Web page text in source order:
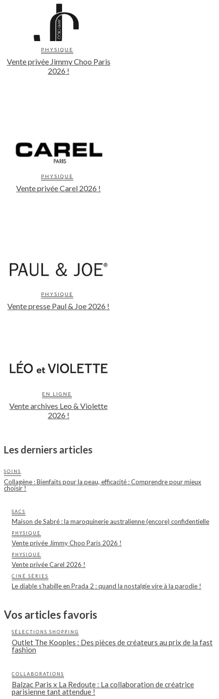
PHYSIQUE
Vente privée Jimmy Choo Paris
2026 !
PHYSIQUE
Vente privée Carel 2026 !
PHYSIQUE
Vente presse Paul & Joe 2026 !
EN LIGNE
Vente archives Leo & Violette
2026 !
Les derniers articles
SOINS
Collagène : Bienfaits pour la peau, efficacité : Comprendre pour mieux
choisir !
SACS
Maison de Sabré : la maroquinerie australienne (encore) confidentielle
PHYSIQUE
Vente privée Jimmy Choo Paris 2026 !
PHYSIQUE
Vente privée Carel 2026 !
CINÉ SÉRIES
Le diable s’habille en Prada 2 : quand la nostalgie vire à la parodie !
Vos articles favoris
SÉLECTIONS SHOPPING
Outlet The Kooples : Des pièces de créateurs au prix de la fast
fashion
COLLABORATIONS
Balzac Paris x La Redoute : La collaboration de créatrice
parisienne tant attendue !